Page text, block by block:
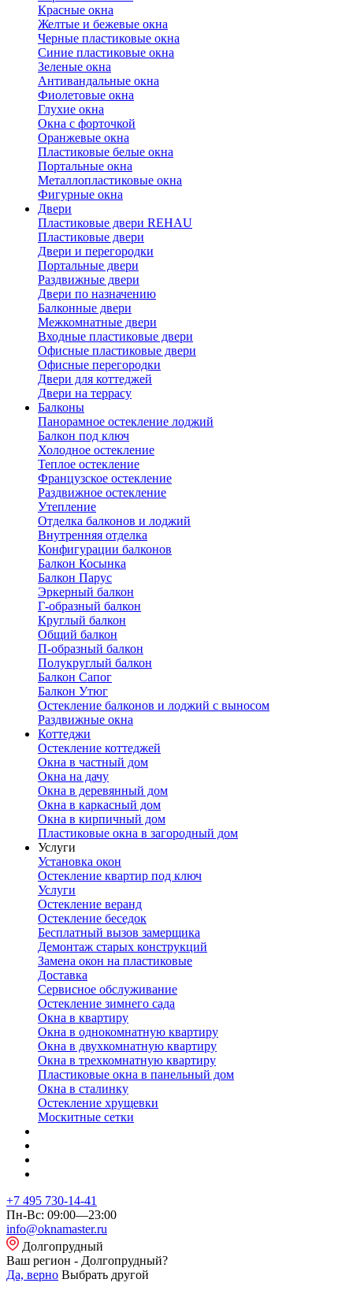
Красные окна
Желтые и бежевые окна
Черные пластиковые окна
Синие пластиковые окна
Зеленые окна
Антивандальные окна
Фиолетовые окна
Глухие окна
Окна с форточкой
Оранжевые окна
Пластиковые белые окна
Портальные окна
Металлопластиковые окна
Фигурные окна
Двери
Пластиковые двери REHAU
Пластиковые двери
Двери и перегородки
Портальные двери
Раздвижные двери
Двери по назначению
Балконные двери
Межкомнатные двери
Входные пластиковые двери
Офисные пластиковые двери
Офисные перегородки
Двери для коттеджей
Двери на террасу
Балконы
Панорамное остекление лоджий
Балкон под ключ
Холодное остекление
Теплое остекление
Французское остекление
Раздвижное остекление
Утепление
Отделка балконов и лоджий
Внутренняя отделка
Конфигурации балконов
Балкон Косынка
Балкон Парус
Эркерный балкон
Г-образный балкон
Круглый балкон
Общий балкон
П-образный балкон
Полукруглый балкон
Балкон Сапог
Балкон Утюг
Остекление балконов и лоджий с выносом
Раздвижные окна
Коттеджи
Остекление коттеджей
Окна в частный дом
Окна на дачу
Окна в деревянный дом
Окна в каркасный дом
Окна в кирпичный дом
Пластиковые окна в загородный дом
Услуги
Установка окон
Остекление квартир под ключ
Услуги
Остекление веранд
Остекление беседок
Бесплатный вызов замерщика
Демонтаж старых конструкций
Замена окон на пластиковые
Доставка
Сервисное обслуживание
Остекление зимнего сада
Окна в квартиру
Окна в однокомнатную квартиру
Окна в двухкомнатную квартиру
Окна в трехкомнатную квартиру
Пластиковые окна в панельный дом
Окна в сталинку
Остекление хрущевки
Москитные сетки
+7 495 730-14-41
Пн-Вс: 09:00—23:00
info@oknamaster.ru
Долгопрудный
Ваш регион - Долгопрудный?
Да, верно Выбрать другой